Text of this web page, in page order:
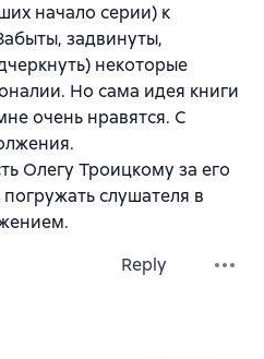
начало серии) к
задвинуты,
некоторые
Но сама идея книги
очень нравятся. С
Олегу Троицкому за его
слушателя в
Reply